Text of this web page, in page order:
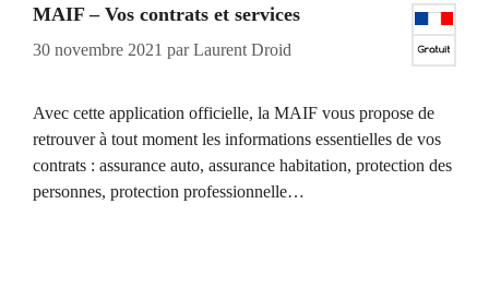
MAIF – Vos contrats et services
30 novembre 2021 parLaurent Droid
Avec cette application officielle, la MAIF vous propose de
retrouver à tout moment les informations essentielles de vos
contrats : assurance auto, assurance habitation, protection des
personnes, protection professionnelle…